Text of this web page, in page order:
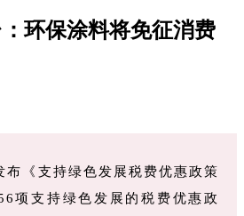
环保涂料将免征消费
布《支持绿色发展税费优惠政策
项支持绿色发展的税费优惠政